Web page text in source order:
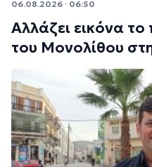
06.08.2026 · 06:50
Αλλάζει εικόνα
του Μονολίθου